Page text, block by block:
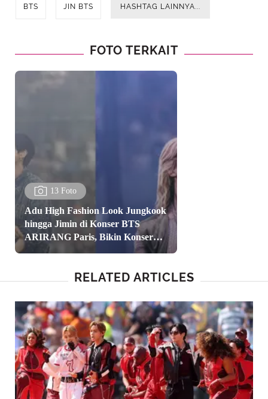
BTS JIN BTS HASHTAG LAINNYA...
FOTO TERKAIT
13 Foto
Adu High Fashion Look Jungkook
hingga Jimin di Konser BTS
ARIRANG Paris, Bikin Konser
RELATED ARTICLES